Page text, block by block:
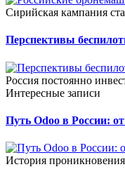
Сирийская кампания
Перспективы
Россия постоянно
Интересные записи
Путь Odoo в России:
История